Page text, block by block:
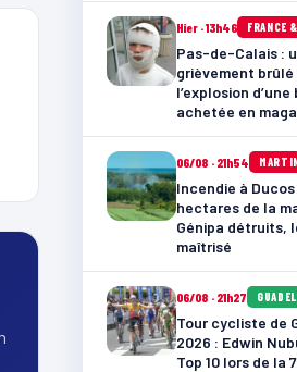
Hier · 13h46 FRANCE
Pas-de-Calais :
grièvement brûlé
l’explosion
achetée en
06/08 · 21h54
Incendie à Ducos
hectares de la
Génipa détruits,
maîtrisé
06/08 · 21h27
Tour cycliste de
2026 : Edwin
Top 10 lors de la